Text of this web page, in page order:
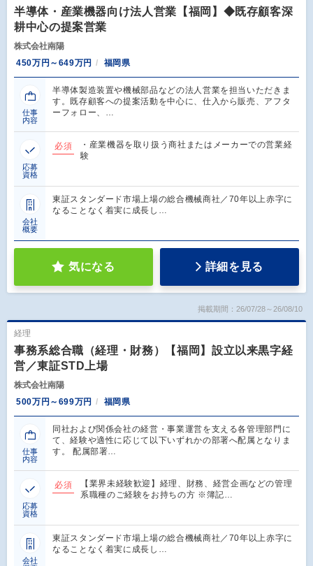
半導体・産業機器向け法人営業【福岡】◆既存顧客深
耕中心の提案営業
株式会社南陽
450万円～649万円
福岡県
仕事
内容
半導体製造装置や機械部品などの法人営業を担当いただきま
す。既存顧客への提案活動を中心に、仕入から販売、アフタ
ーフォロー、…
応募
資格
必須
・産業機器を取り扱う商社またはメーカーでの営業経
験
会社
概要
東証スタンダード市場上場の総合機械商社／70年以上赤字に
なることなく着実に成長し…
気になる 詳細を見る
掲載期間：26/07/28～26/08/10
経理
事務系総合職（経理・財務）【福岡】設立以来黒字経
営／東証STD上場
株式会社南陽
500万円～699万円
福岡県
仕事
内容
同社および関係会社の経営・事業運営を支える各管理部門に
て、経験や適性に応じて以下いずれかの部署へ配属となりま
す。 配属部署…
応募
資格
必須
【業界未経験歓迎】経理、財務、経営企画などの管理
系職種のご経験をお持ちの方 ※簿記…
会社
東証スタンダード市場上場の総合機械商社／70年以上赤字に
なることなく着実に成長し…